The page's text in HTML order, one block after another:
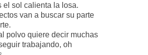
el sol calienta la losa.
van a buscar su parte
polvo quiere decir muchas
trabajando, oh